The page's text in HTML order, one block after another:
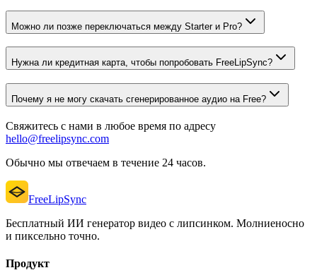
Можно ли позже переключаться между Starter и Pro?
Нужна ли кредитная карта, чтобы попробовать FreeLipSync?
Почему я не могу скачать сгенерированное аудио на Free?
Свяжитесь с нами в любое время по адресу
hello@freelipsync.com
Обычно мы отвечаем в течение 24 часов.
FreeLipSync
Бесплатный ИИ генератор видео с липсинком. Молниеносно
и пиксельно точно.
Продукт